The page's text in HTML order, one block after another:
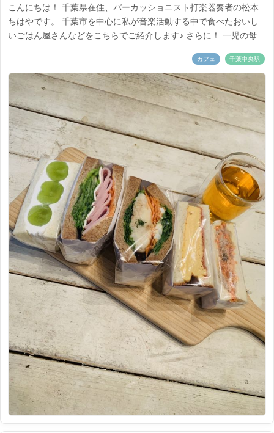
こんにちは！ 千葉県在住、パーカッショニスト打楽器奏者の松本
ちはやです。 千葉市を中心に私が音楽活動する中で食べたおいし
いごはん屋さんなどをこちらでご紹介します♪ さらに！ 一児の母...
カフェ 千葉中央駅